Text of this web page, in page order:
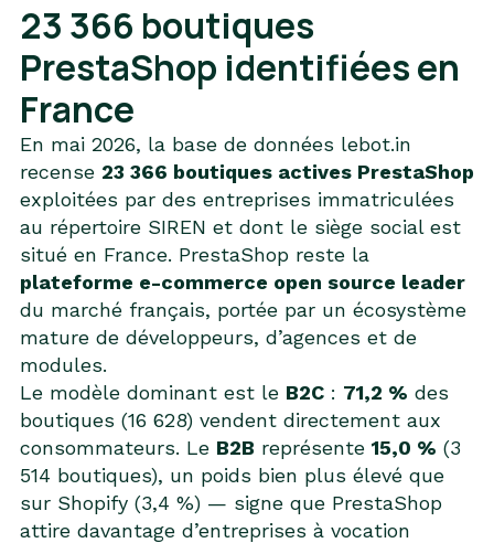
23 366 boutiques
PrestaShop identifiées en
France
En mai 2026, la base de données lebot.in
recense 23 366 boutiques actives PrestaShop
exploitées par des entreprises immatriculées
au répertoire SIREN et dont le siège social est
situé en France. PrestaShop reste la
plateforme e-commerce open source leader
du marché français, portée par un écosystème
mature de développeurs, d’agences et de
modules.
Le modèle dominant est le B2C : 71,2 % des
boutiques (16 628) vendent directement aux
consommateurs. Le B2B représente 15,0 % (3
514 boutiques), un poids bien plus élevé que
sur Shopify (3,4 %) — signe que PrestaShop
attire davantage d’entreprises à vocation